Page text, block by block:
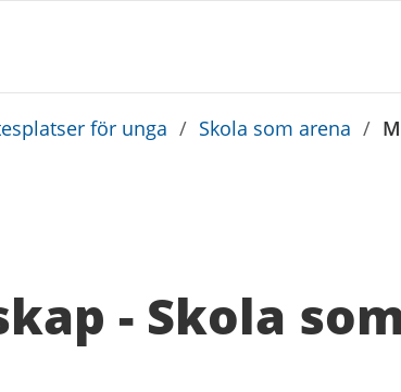
för unga / Skola som arena /
- Skola